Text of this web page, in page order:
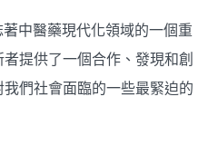
中醫藥現代化領域的一個重
提供了一個合作、發現和創
們社會面臨的一些最緊迫的